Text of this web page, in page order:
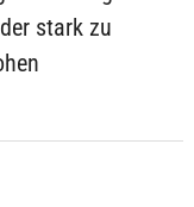
stark zu